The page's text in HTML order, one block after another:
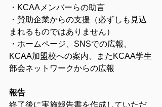
・KCAAメンバーらの助言
・賛助企業からの支援（必ずしも見込
まれるものではありません）
・ホームページ、SNSでの広報、
KCAA加盟校への案内、またKCAA学生
部会ネットワークからの広報
報告
終了後に実施報告書を作成していただ